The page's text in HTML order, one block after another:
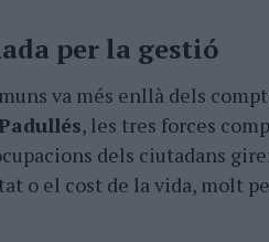
per la gestió
va més enllà dels
, les tres forces
dels ciutadans
o el cost de la vida, molt